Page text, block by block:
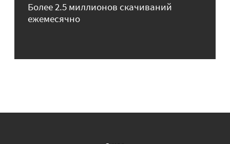
Более 2.5 миллионов скачиваний
ежемесячно